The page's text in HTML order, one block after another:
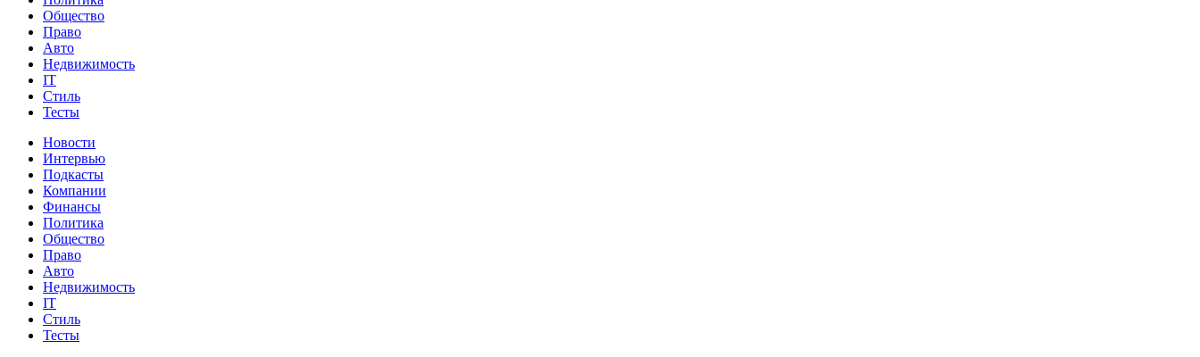
Общество
Право
Авто
Недвижимость
IT
Стиль
Тесты
Новости
Интервью
Подкасты
Компании
Финансы
Политика
Общество
Право
Авто
Недвижимость
IT
Стиль
Тесты